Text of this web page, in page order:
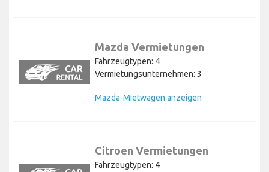
Mazda Vermietungen
Fahrzeugtypen: 4
Vermietungsunternehmen: 3
Mazda-Mietwagen anzeigen
Citroen Vermietungen
Fahrzeugtypen: 4